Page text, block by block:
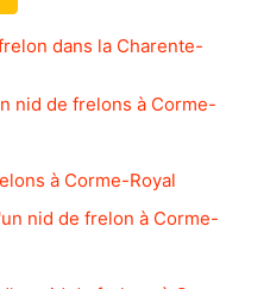
dans la Charente-
nid de frelons à Corme-
à Corme-Royal
nid de frelon à Corme-